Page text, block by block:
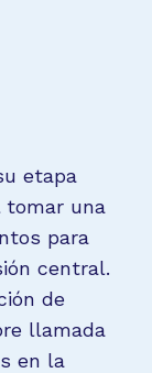
etapa
tomar una
para
central.
de
llamada
en la